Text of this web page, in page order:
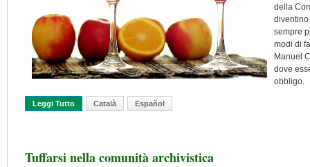
della
sempre
modi di
Manuel
dove
obbligo.
Leggi Tutto Su Ingredienti Per Un Buon Cocktail: Persone, Tecnologia
Català Español
Tuffarsi nella comunità archivistica